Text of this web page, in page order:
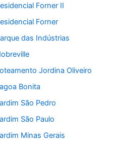
Forner II
Forner
das Indústrias
Jordina Oliveiro
Bonita
São Pedro
São Paulo
Minas Gerais